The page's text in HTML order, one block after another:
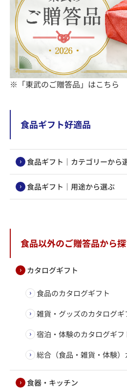
※「東武のご贈答品」はこちら
食品ギフト好適品
食品ギフト｜カテゴリーから
食品ギフト｜用途から選ぶ
食品以外のご贈答品から
カタログギフト
食品のカタログギフト
雑貨・グッズのカタログギ
宿泊・体験のカタログギフ
総合（食品・雑貨・体験）
食器・キッチン